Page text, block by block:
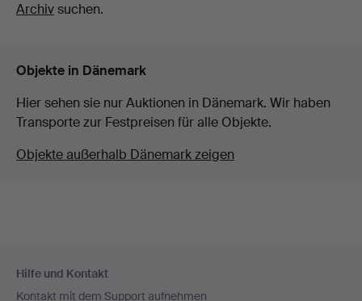
Archivsuchen.
Objekte in Dänemark
Hier sehen sie nur Auktionen in Dänemark. Wir haben
Transporte zur Festpreisen für alle Objekte.
Objekte außerhalb Dänemark zeigen
Navigation
Hilfe und Kontakt
Kontakt mit dem Support aufnehmen